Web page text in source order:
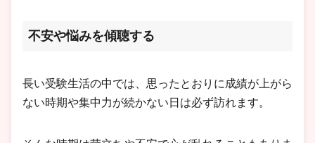
不安や悩みを傾聴する
長い受験生活の中では、思ったとおりに成績が上がら
ない時期や集中力が続かない日は必ず訪れます。